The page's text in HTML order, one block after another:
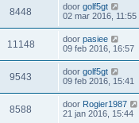
8448 door golf5gt
02 mar 2016, 11:55
11148 door pasiee
09 feb 2016, 16:57
9543 door golf5gt
09 feb 2016, 15:41
8588 door Rogier1987
21 jan 2016, 15:44